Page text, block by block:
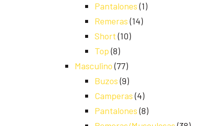
Pantalones (1)
Remeras (14)
Short (10)
Top (8)
Masculino (77)
Buzos (9)
Camperas (4)
Pantalones (8)